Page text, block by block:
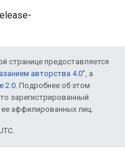
странице предоставляется
авторства 4.0", а
2.0. Подробнее об этом
зарегистрированный
ее аффилированных лиц.